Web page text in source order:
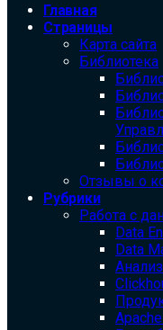
Главная
Страницы
Карта сайта
Библиотека
Отзывы о
Рубрики
Работа с
Data
Data